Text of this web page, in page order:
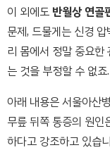
이 외에도 반월상 연골
문제, 드물게는 신경
리 몸에서 정말 중요한
는 것을 부정할 수 없죠.
아래 내용은 서울아산
무릎 뒤쪽 통증의 원인
하다고 강조하고 있습